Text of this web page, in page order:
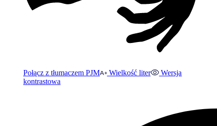
Połącz z tłumaczem PJM Wielkość liter
Wersja
kontrastowa